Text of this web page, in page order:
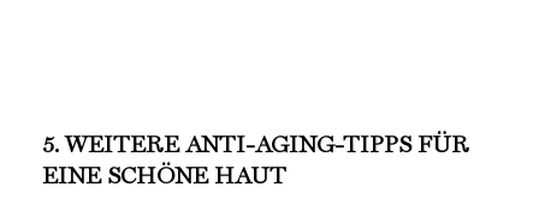
5. WEITERE ANTI-AGING-TIPPS FÜR
EINE SCHÖNE HAUT